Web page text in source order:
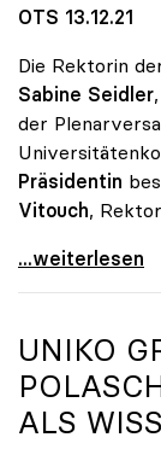
OTS 13.12.21
Die Rektorin
Sabine Seidler
der
Präsidentin
Vitouch,
Sabine Seidler
...weiterlesen
UNIKO
ALS